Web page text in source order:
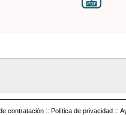
contratación :: Política de privacidad ::